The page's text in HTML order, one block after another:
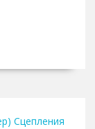
Сцепления